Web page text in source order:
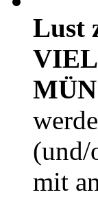
Lust
(und/
mit